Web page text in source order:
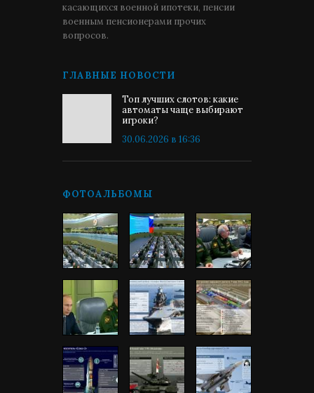
касающихся военной ипотеки, пенсии
военным пенсионерами прочих
вопросов.
ГЛАВНЫЕ НОВОСТИ
Топ лучших слотов: какие
автоматы чаще выбирают
игроки?
30.06.2026 в 16:36
ФОТОАЛЬБОМЫ